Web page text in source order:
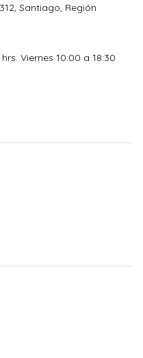
Santiago, Región
Viernes 10:00 a 18:30